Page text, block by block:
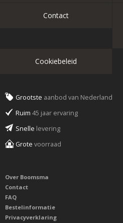
Contact
Cookiebeleid
Grootste aanbod van Nederland
Ruim 45 jaar ervaring
Snelle levering
Grote voorraad
Over Boomsma
Contact
FAQ
Bestelinformatie
Privacyverklaring